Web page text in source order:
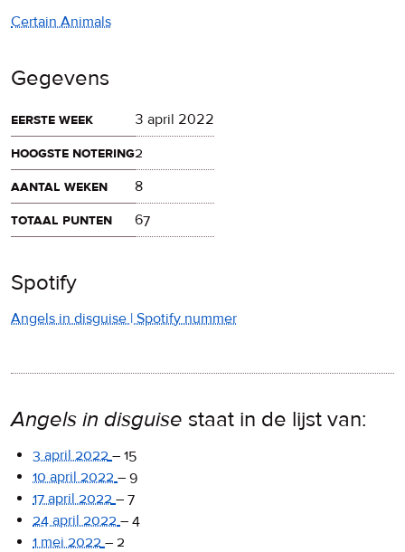
Certain Animals
Gegevens
eerste week
3 april 2022
hoogste notering2
aantal weken
8
totaal punten
67
Spotify
Angels in disguise | Spotify nummer
Angels in disguise staat in de lijst van:
3 april 2022 – 15
10 april 2022 – 9
17 april 2022 – 7
24 april 2022 – 4
1 mei 2022 – 2